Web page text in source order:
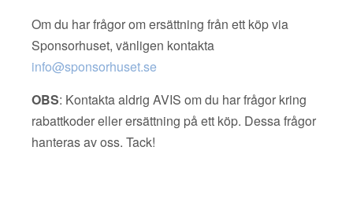
Om du har frågor om ersättning från ett köp via
Sponsorhuset, vänligen kontakta
info@sponsorhuset.se
OBS: Kontakta aldrig AVIS om du har frågor kring
rabattkoder eller ersättning på ett köp. Dessa frågor
hanteras av oss. Tack!